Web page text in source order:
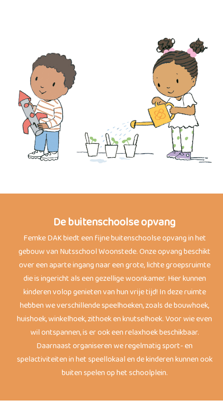
De buitenschoolse opvang
Femke DAK biedt een fijne buitenschoolse opvang in het
gebouw van Nutsschool Woonstede. Onze opvang beschikt
over een aparte ingang naar een grote, lichte groepsruimte
die is ingericht als een gezellige woonkamer. Hier kunnen
kinderen volop genieten van hun vrije tijd! In deze ruimte
hebben we verschillende speelhoeken, zoals de bouwhoek,
huishoek, winkelhoek, zithoek en knutselhoek. Voor wie even
wil ontspannen, is er ook een relaxhoek beschikbaar.
Daarnaast organiseren we regelmatig sport- en
spelactiviteiten in het speellokaal en de kinderen kunnen ook
buiten spelen op het schoolplein.